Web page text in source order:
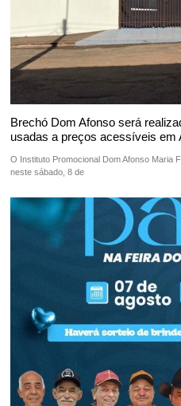
Brechó Dom Afonso será
usadas a preços acessíveis em
O Instituto Promocional Dom Afonso Maria
neste sábado, 8 de